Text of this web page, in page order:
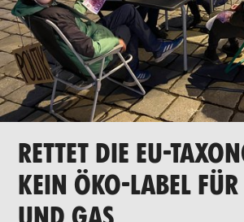
RETTET DIE EU-
KEIN ÖKO-LABEL